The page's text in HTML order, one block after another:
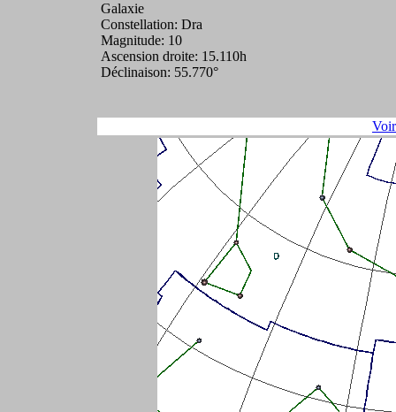
Galaxie
Constellation: Dra
Magnitude: 10
Ascension droite: 15.110h
Déclinaison: 55.770°